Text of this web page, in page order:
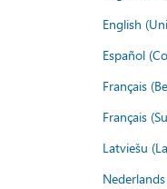
English
Español
Français
Français
Latviešu